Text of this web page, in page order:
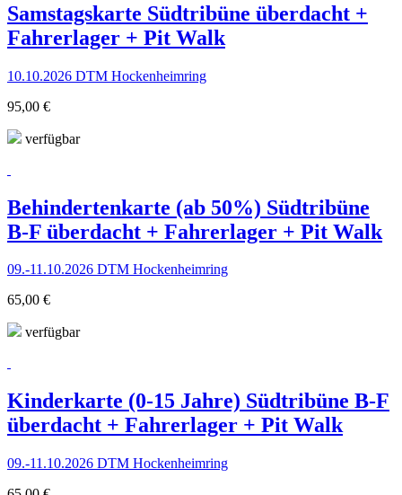
Samstagskarte Südtribüne überdacht +
Fahrerlager + Pit Walk
10.10.2026 DTM Hockenheimring
95,00 €
verfügbar
Behindertenkarte (ab 50%) Südtribüne
B-F überdacht + Fahrerlager + Pit Walk
09.-11.10.2026 DTM Hockenheimring
65,00 €
verfügbar
Kinderkarte (0-15 Jahre) Südtribüne B-F
überdacht + Fahrerlager + Pit Walk
09.-11.10.2026 DTM Hockenheimring